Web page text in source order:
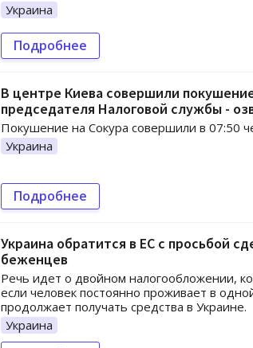
Украина
Подробнее
В центре Киева совершили
председателя Налоговой службы -
Покушение на Сокура совершили в 07:50
Украина
Подробнее
Украина обратится в ЕС с просьбой
беженцев
Речь идет о двойном налогообложении,
если человек постоянно проживает в
продолжает получать средства в Украине.
Украина